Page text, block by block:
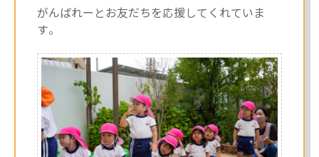
がんばれーとお友だちを応援してくれていま
す。